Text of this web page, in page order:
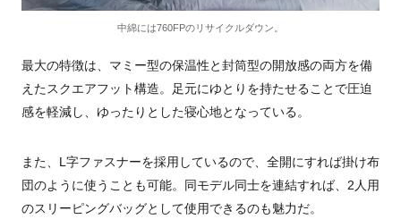
中綿には760FPのリサイクルダウン。
最大の特徴は、マミー型の保温性と封筒型の開放感の両方を備
えたスクエアフット構造。足元にゆとりを持たせることで圧迫
感を軽減し、ゆったりとした寝心地となっている。
また、L字ファスナーを採用しているので、全開にすれば掛け布
団のように使うことも可能。同モデル同士を連結すれば、2人用
のスリーピングバッグとして使用できるのも魅力だ。